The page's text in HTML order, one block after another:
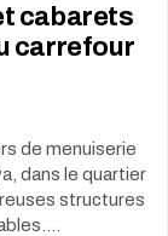
cabarets
carrefour
de menuiserie
dans le quartier
structures